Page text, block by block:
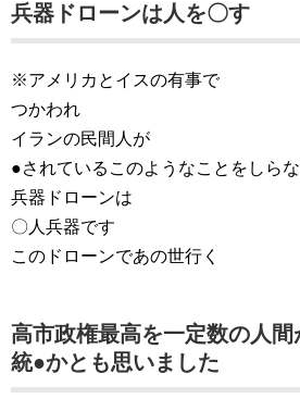
兵器ドローンは人を〇す
※アメリカとイスの有事で
つかわれ
イランの民間人が
●されているこのようなことをしら
兵器ドローンは
〇人兵器です
このドローンであの世行く
高市政権最高を一定数の人
統●かとも思いました